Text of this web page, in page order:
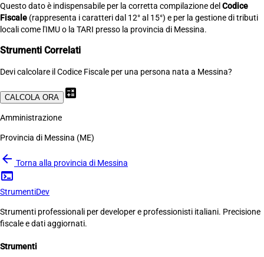
Questo dato è indispensabile per la corretta compilazione del Codice
Fiscale (rappresenta i caratteri dal 12° al 15°) e per la gestione di tributi
locali come l'IMU o la TARI presso la provincia di Messina.
Strumenti Correlati
Devi calcolare il Codice Fiscale per una persona nata a Messina?
CALCOLA ORA calculate
Amministrazione
Provincia di Messina (ME)
arrow_back Torna alla provincia di Messina
terminal
StrumentiDev
Strumenti professionali per developer e professionisti italiani. Precisione
fiscale e dati aggiornati.
Strumenti